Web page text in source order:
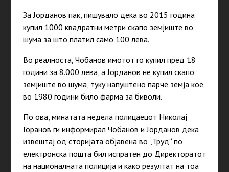
За Јорданов пак, пишувало дека во 2015 година
купил 1000 квадратни метри скапо земјиште во
шума за што платил само 100 лева.
Во реалноста, Чобанов имотот го купил пред 18
години за 8.000 лева, а Јорданов не купил скапо
земјиште во шума, туку напуштено парче земја кое
во 1980 години било фарма за биволи.
По ова, минатата недела полицаецот Николај
Горанов ги информирал Чобанов и Јорданов дека
извештај од сторијата објавена во „Труд“ по
електронска пошта бил испратен до Директоратот
на националната полиција и како резултат на тоа